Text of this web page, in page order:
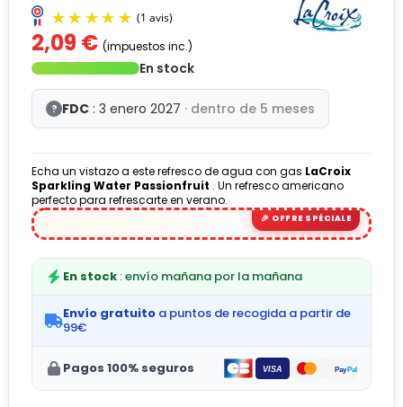
(1 avis)
2,09 € (impuestos inc.)
En stock
? FDC : 3 enero 2027 · dentro de 5 meses
Echa un vistazo a este refresco de agua con gas LaCroix
Sparkling Water Passionfruit . Un refresco americano
perfecto para refrescarte en verano.
En stock : envío mañana por la mañana
Envío gratuito a puntos de recogida a partir de
99€
Pagos 100% seguros